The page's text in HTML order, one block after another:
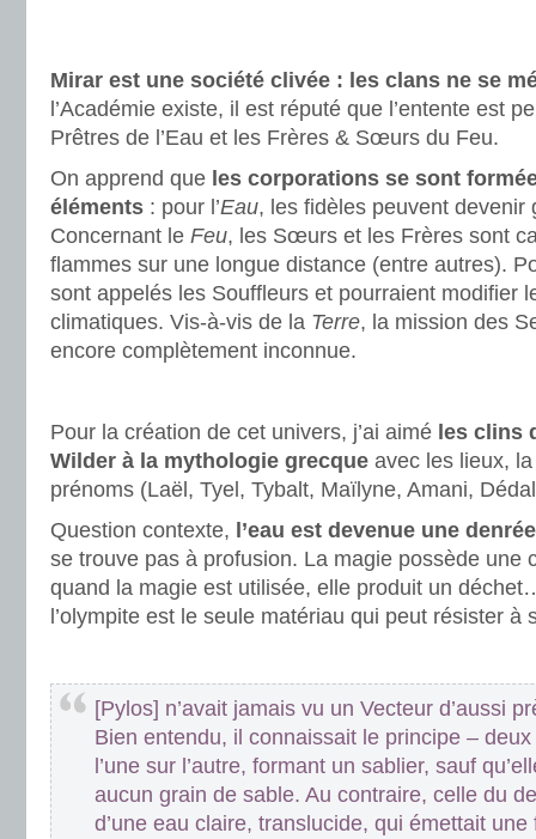
Mirar est une société clivée : les clans ne se
l’Académie existe, il est réputé que l’entente est
Prêtres de l’Eau et les Frères & Sœurs du Feu.
On apprend que les corporations se sont
éléments : pour l’Eau, les fidèles peuvent devenir
Concernant le Feu, les Sœurs et les Frères sont
flammes sur une longue distance (entre autres).
sont appelés les Souffleurs et pourraient modifier
climatiques. Vis-à-vis de la Terre, la mission des
encore complètement inconnue.
Pour la création de cet univers, j’ai aimé les clins
Wilder à la mythologie grecque avec les lieux,
prénoms (Laël, Tyel, Tybalt, Maïlyne, Amani,
Question contexte, l’eau est devenue une
se trouve pas à profusion. La magie possède une
quand la magie est utilisée, elle produit un
l’olympite est le seule matériau qui peut résister à
[Pylos] n’avait jamais vu un Vecteur d’aussi
Bien entendu, il connaissait le principe –
l’une sur l’autre, formant un sablier, sauf
aucun grain de sable. Au contraire, celle du
d’une eau claire, translucide, qui émettait